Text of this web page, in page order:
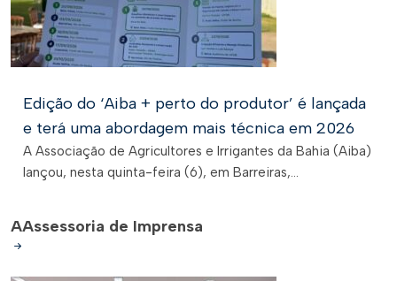
Edição do ‘Aiba + perto do produtor’ é lançada
e terá uma abordagem mais técnica em 2026
A Associação de Agricultores e Irrigantes da Bahia (Aiba)
lançou, nesta quinta-feira (6), em Barreiras,...
AAssessoria de Imprensa